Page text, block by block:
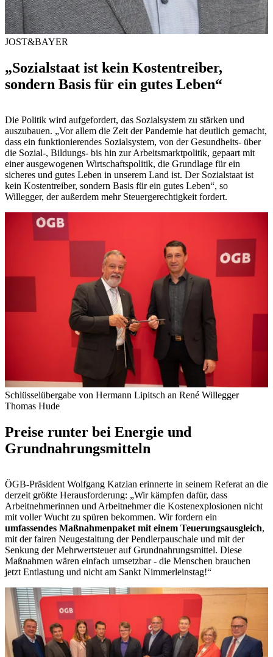
JOST&BAYER
„Sozialstaat ist kein Kostentreiber,
sondern Basis für ein gutes Leben“
Die Politik wird aufgefordert, das Sozialsystem zu stärken und
auszubauen. „Vor allem die Zeit der Pandemie hat deutlich gemacht,
dass ein funktionierendes Sozialsystem, von der Gesundheits- über
die Sozial-, Bildungs- bis hin zur Arbeitsmarktpolitik, gepaart mit
einer ausgewogenen Wirtschaftspolitik, die Grundlage für ein
sicheres und gutes Leben in unserem Land ist. Der Sozialstaat ist
kein Kostentreiber, sondern Basis für ein gutes Leben“, so
Willegger, der außerdem mehr Steuergerechtigkeit fordert.
Schlüsselübergabe von Hermann Lipitsch an René Willegger
Thomas Hude
Preise runter bei Energie und
Grundnahrungsmitteln
ÖGB-Präsident Wolfgang Katzian erinnerte in seinem Referat an die
derzeit größte Herausforderung: „Wir kämpfen dafür, dass
Arbeitnehmerinnen und Arbeitnehmer die Kostenexplosionen nicht
mit voller Wucht zu spüren bekommen. Wir fordern ein
umfassendes Maßnahmenpaket mit einem Teuerungsausgleich,
mit der fairen Neugestaltung der Pendlerpauschale und mit der
Senkung der Mehrwertsteuer auf Grundnahrungsmittel. Diese
Maßnahmen wären einfach umsetzbar - die Menschen brauchen
jetzt Entlastung und nicht am Sankt Nimmerleinstag!“